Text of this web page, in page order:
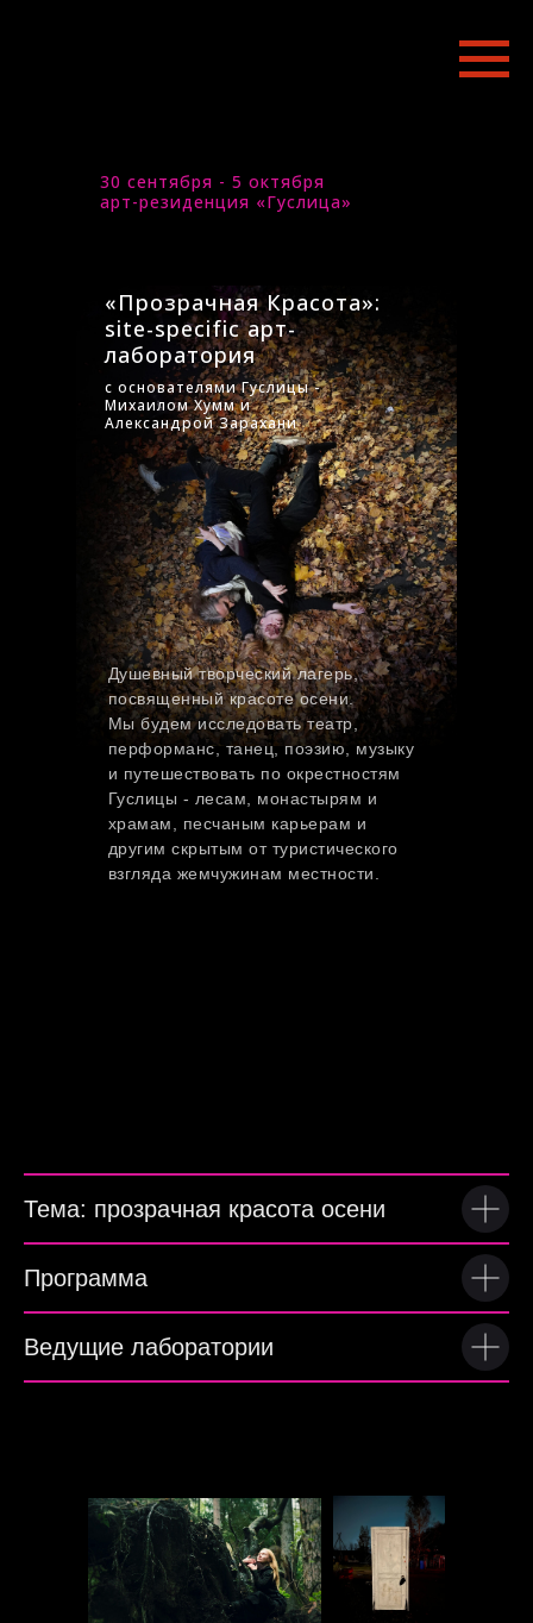
«Прозрачная Красота»:
site-specific арт-
лаборатория
с основателями Гуслицы -
Михаилом Хумм и
Александрой Зарахани
30 сентября - 5 октября
арт-резиденция «Гуслица»
Душевный творческий лагерь,
посвященный красоте осени.
Мы будем исследовать театр,
перформанс, танец, поэзию, музыку
и путешествовать по окрестностям
Гуслицы - лесам, монастырям и
храмам, песчаным карьерам и
другим скрытым от туристического
взгляда жемчужинам местности.
Тема: прозрачная красота осени
Программа
Ведущие лаборатории